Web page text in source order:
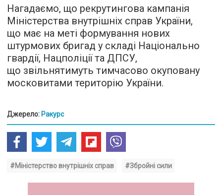
Нагадаємо, що рекрутингова кампанія
Міністерства внутрішніх справ України,
що має на меті формування нових
штурмових бригад у складі Національно
гвардії, Нацполіції та ДПСУ,
що звільнятимуть тимчасово окуповану
московитами територію України.
Джерело: Ракурс
#Міністерство внутрішніх справ #Збройні сили